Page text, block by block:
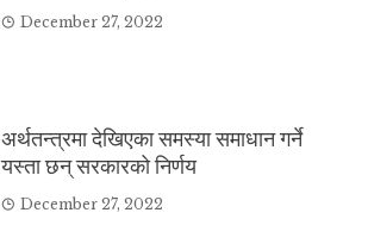
December 27, 2022
अर्थतन्त्रमा देखिएका समस्या समाधान गर्ने
यस्ता छन् सरकारको निर्णय
December 27, 2022